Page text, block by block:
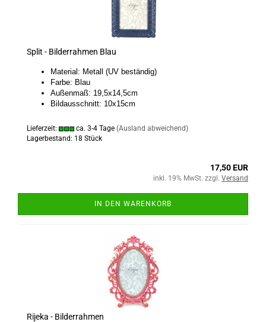
Split - Bilderrahmen Blau
Material: Metall (UV beständig)
Farbe: Blau
Außenmaß: 19,5x14,5cm
Bildausschnitt: 10x15cm
Lieferzeit: ca. 3-4 Tage (Ausland abweichend)
Lagerbestand: 18 Stück
17,50 EUR
inkl. 19% MwSt. zzgl. Versand
IN DEN WARENKORB
Rijeka - Bilderrahmen